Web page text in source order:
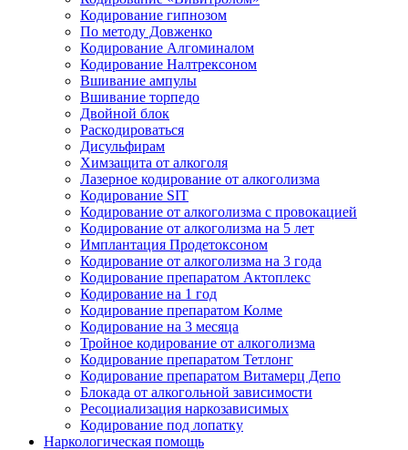
Кодирование гипнозом
По методу Довженко
Кодирование Алгоминалом
Кодирование Налтрексоном
Вшивание ампулы
Вшивание торпедо
Двойной блок
Раскодироваться
Дисульфирам
Химзащита от алкоголя
Лазерное кодирование от алкоголизма
Кодирование SIT
Кодирование от алкоголизма с провокацией
Кодирование от алкоголизма на 5 лет
Имплантация Продетоксоном
Кодирование от алкоголизма на 3 года
Кодирование препаратом Актоплекс
Кодирование на 1 год
Кодирование препаратом Колме
Кодирование на 3 месяца
Тройное кодирование от алкоголизма
Кодирование препаратом Тетлонг
Кодирование препаратом Витамерц Депо
Блокада от алкогольной зависимости
Ресоциализация наркозависимых
Кодирование под лопатку
Наркологическая помощь